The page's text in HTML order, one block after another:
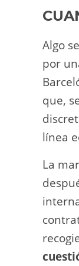
Algo
por
que,
línea
La